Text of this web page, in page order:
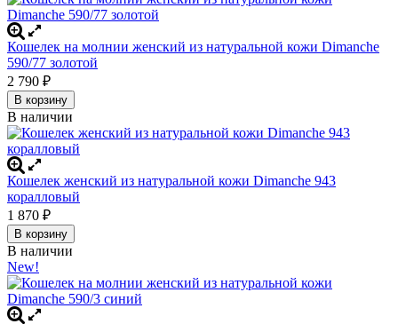
Кошелек на молнии женский из натуральной кожи Dimanche
590/77 золотой
2 790 ₽
В корзину
В наличии
Кошелек женский из натуральной кожи Dimanche 943
коралловый
1 870 ₽
В корзину
В наличии
New!